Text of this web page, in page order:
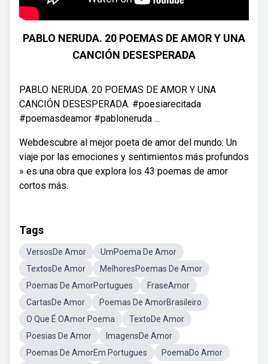
PABLO NERUDA. 20 POEMAS DE AMOR Y UNA
CANCIÓN DESESPERADA
PABLO NERUDA. 20 POEMAS DE AMOR Y UNA
CANCIÓN DESESPERADA. #poesiarecitada
#poemasdeamor #pabloneruda ...
Webdescubre al mejor poeta de amor del mundo: Un
viaje por las emociones y sentimientos más profundos
» es una obra que explora los 43 poemas de amor
cortos más.
Tags
VersosDe Amor
UmPoema De Amor
TextosDe Amor
MelhoresPoemas De Amor
Poemas De AmorPortugues
FraseAmor
CartasDe Amor
Poemas De AmorBrasileiro
O Que É OAmor Poema
TextoDe Amor
Poesias De Amor
ImagensDe Amor
Poemas De AmorEm Portugues
PoemaDo Amor